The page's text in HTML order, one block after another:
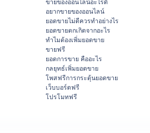
ขายของออนไลน์อะไรดี
อยากขายของออนไลน์
ยอดขายไม่ดีควรทำอย่างไร
ยอดขายตกเกิดจากอะไร
ทำไมต้องเพิ่มยอดขาย
ขายฟรี
ยอดการขาย คืออะไร
กลยุทธ์เพิ่มยอดขาย
โพสฟรีการกระตุ้นยอดขาย
เว็บบอร์ดฟรี
โปรโมทฟรี